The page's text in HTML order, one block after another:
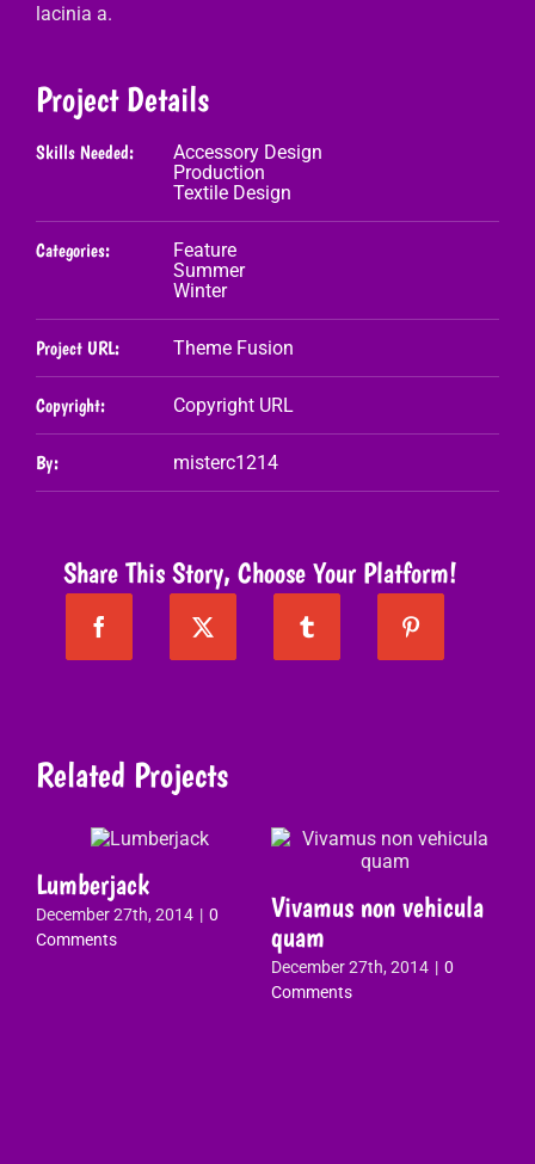
lacinia a.
Project Details
Skills Needed:
Accessory Design
Production
Textile Design
Categories:
Feature
Summer
Winter
Project URL: Theme Fusion
Copyright: Copyright URL
By: misterc1214
Share This Story, Choose Your Platform!
Related Projects
Lumberjack
December 27th, 2014 | 0
Comments
Vivamus non vehicula
quam
December 27th, 2014 | 0
Comments